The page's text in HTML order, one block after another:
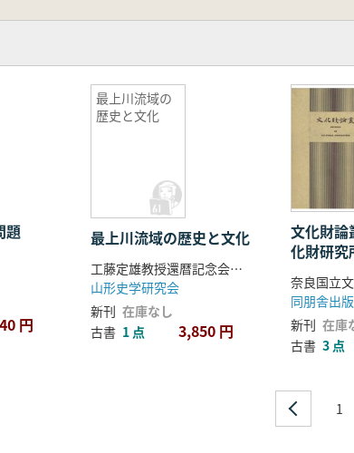
代丹後における寺院と由緒 『寺院明細帳』
奈良県吉野郡の木の実の食制
崎 恵
潤 岡﨑晋明先生
岳 岡﨑晋明先生の喜寿
瀬一郎
明先生略年譜・著作目録
略年譜
題
円
最上川流域の
歴史と文化
最上川流域の歴史と文化
工藤定雄教授還暦記念会 編
山形史学研究会
新刊 在庫なし
古書 1 点 3,850 円
文化財
化財研究
同朋舎出版
新刊 在庫
古書 3 点
1